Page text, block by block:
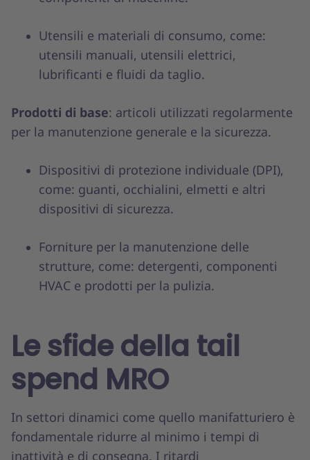
Utensili e materiali di consumo, come:
utensili manuali, utensili elettrici,
lubrificanti e fluidi da taglio.
Prodotti di base: articoli utilizzati regolarmente
per la manutenzione generale e la sicurezza.
Dispositivi di protezione individuale (DPI),
come: guanti, occhialini, elmetti e altri
dispositivi di sicurezza.
Forniture per la manutenzione delle
strutture, come: detergenti, componenti
HVAC e prodotti per la pulizia.
Le sfide della tail
spend MRO
In settori dinamici come quello manifatturiero è
fondamentale ridurre al minimo i tempi di
inattività e di consegna. I ritardi